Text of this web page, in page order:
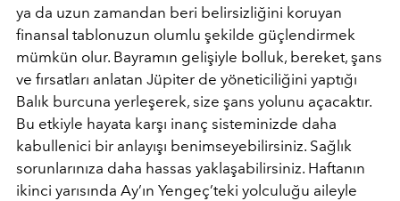
ya da uzun zamandan beri belirsizliğini koruyan
finansal tablonuzun olumlu şekilde güçlendirmek
mümkün olur. Bayramın gelişiyle bolluk, bereket, şans
ve fırsatları anlatan Jüpiter de yöneticiliğini yaptığı
Balık burcuna yerleşerek, size şans yolunu açacaktır.
Bu etkiyle hayata karşı inanç sisteminizde daha
kabullenici bir anlayışı benimseyebilirsiniz. Sağlık
sorunlarınıza daha hassas yaklaşabilirsiniz. Haftanın
ikinci yarısında Ay’ın Yengeç’teki yolculuğu aileyle